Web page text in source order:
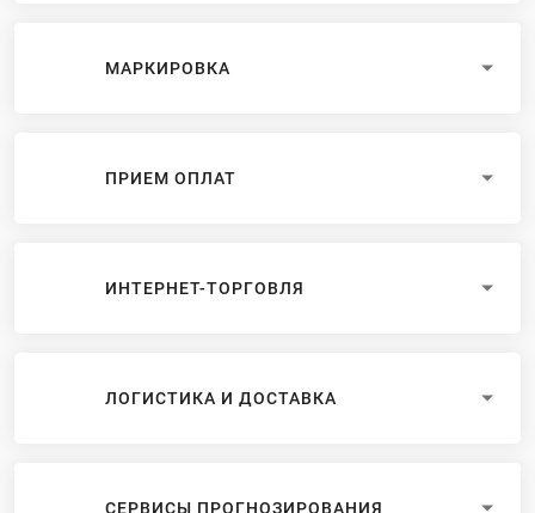
МАРКИРОВКА
ПРИЕМ ОПЛАТ
ИНТЕРНЕТ-ТОРГОВЛЯ
ЛОГИСТИКА И ДОСТАВКА
СЕРВИСЫ ПРОГНОЗИРОВАНИЯ